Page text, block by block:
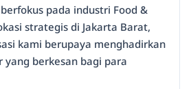
pada industri Food &
strategis di Jakarta Barat,
kami berupaya menghadirkan
yang berkesan bagi para